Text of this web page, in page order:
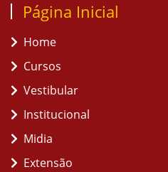
Página Inicial
Home
Cursos
Vestibular
Institucional
Midia
Extensão